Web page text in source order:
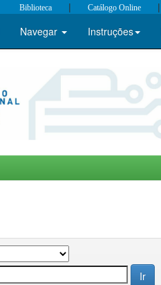
Biblioteca | Catálogo Online |
Navegar Instruções